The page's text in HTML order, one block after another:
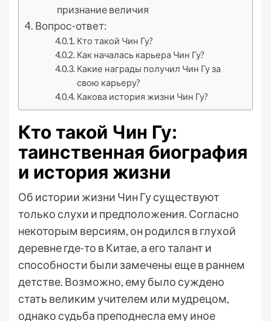
признание величия
Вопрос-ответ:
Кто такой Чин Гу?
Как началась карьера Чин Гу?
Какие награды получил Чин Гу за
свою карьеру?
Какова история жизни Чин Гу?
Кто такой Чин Гу:
таинственная биография
и история жизни
Об истории жизни Чин Гу существуют
только слухи и предположения. Согласно
некоторым версиям, он родился в глухой
деревне где-то в Китае, а его талант и
способности были замечены еще в раннем
детстве. Возможно, ему было суждено
стать великим учителем или мудрецом,
однако судьба преподнесла ему иное